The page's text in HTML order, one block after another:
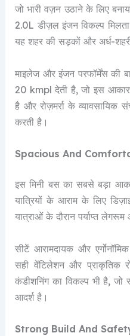
जो भारी वज़न उठाने के लिए
2.0L डीज़ल इंजन विकल्प
यह शहर की सड़कों और अर्ध-
माइलेज और इंजन परफॉर्मेंस की
20 kmpl देती है, जो इस आकार
है और रोज़मर्रा के
करती है।
Spacious And
इस मिनी बस का सबसे बड़ा
यात्रियों के आराम के लिए
यात्राओं के दौरान पर्याप्त
सीटें आरामदायक और
सही वेंटिलेशन और प्राकृतिक
कंडीशनिंग का विकल्प भी है, जो
आदर्श है।
Strong Build And